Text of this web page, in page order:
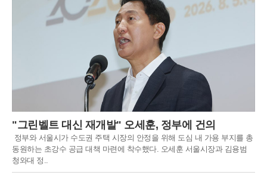
"그린벨트 대신 재개발" 오세훈, 정부에 건의
정부와 서울시가 수도권 주택 시장의 안정을 위해 도심 내 가용 부지를 총
동원하는 초강수 공급 대책 마련에 착수했다. 오세훈 서울시장과 김용범
청와대 정..